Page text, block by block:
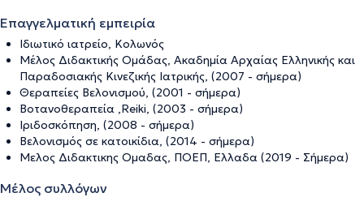
Επαγγελματική εμπειρία
Ιδιωτικό ιατρείο, Κολωνός
Μέλος Διδακτικής Ομάδας, Ακαδημία Αρχαίας Ελληνικής και
Παραδοσιακής Κινεζικής Ιατρικής, (2007 - σήμερα)
Θεραπείες Βελονισμού, (2001 - σήμερα)
Βοτανοθεραπεία ,Reiki, (2003 - σήμερα)
Ιριδοσκόπηση, (2008 - σήμερα)
Βελονισμός σε κατοικίδια, (2014 - σήμερα)
Μελος Διδακτικης Ομαδας, ΠΟΕΠ, Ελλαδα (2019 - Σήμερα)
Μέλος συλλόγων